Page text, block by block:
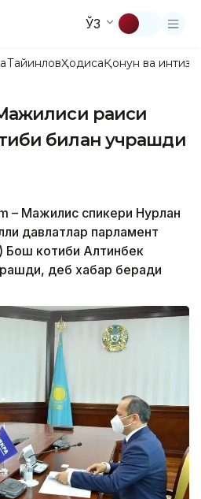
ЎЗ
ТайинловҲодисаҚонун ва
раиси
билан учрашди
– Мажилис спикери Нурлан
давлатлар парламент
Бош котиби Алтинбек
деб хабар беради